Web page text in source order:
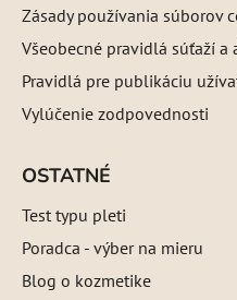
Zásady používania súborov
Všeobecné pravidlá súťaží a
Pravidlá pre publikáciu
Vylúčenie zodpovednosti
OSTATNÉ
Test typu pleti
Poradca - výber na mieru
Blog o kozmetike